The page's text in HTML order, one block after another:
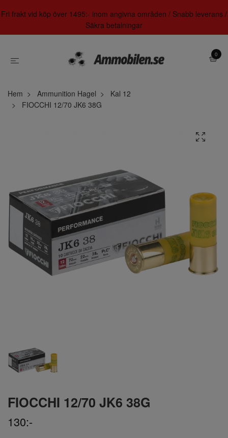
Fri frakt vid köp över 1495:- inom angivna områden / Snabb leverans /
Säkra betalningar
0
Hem Ammunition Hagel
Kal 12
FIOCCHI 12/70 JK6 38G
FIOCCHI 12/70 JK6 38G
130:-